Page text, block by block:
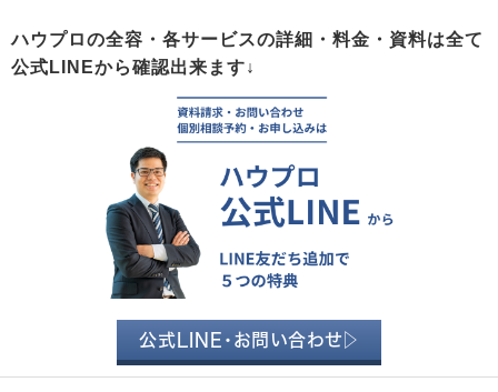
ハウプロの全容・各サービスの詳細・料金・資料は全て
公式LINEから確認出来ます↓
公式LINE・お問い合わせ▷